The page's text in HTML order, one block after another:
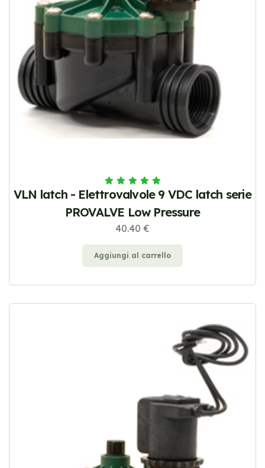
VLN latch - Elettrovalvole 9 VDC latch serie
PROVALVE Low Pressure
40.40 €
Aggiungi al carrello